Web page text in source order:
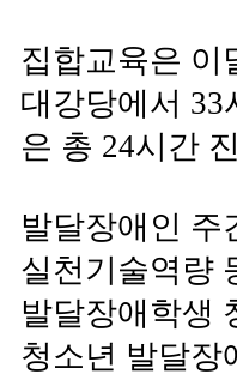
집합교육은 이
대강당에서
은 총 24시간
발달장애인 주
실천기술역량
발달장애학생
청소년 발달장